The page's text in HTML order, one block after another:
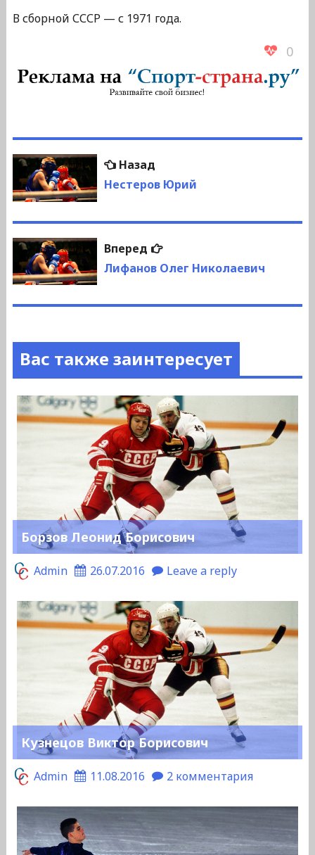
В сборной СССР — с 1971 года.
0
Навигация
по
записям
НазадПредыдущая
запись:
Нестеров Юрий
Вперед
Следующая
запись:
Лифанов Олег Николаевич
Вас также заинтересует
Борзов Леонид Борисович
Admin 26.07.2016 Leave a reply
Кузнецов Виктор Борисович
Admin 11.08.2016 2 комментария